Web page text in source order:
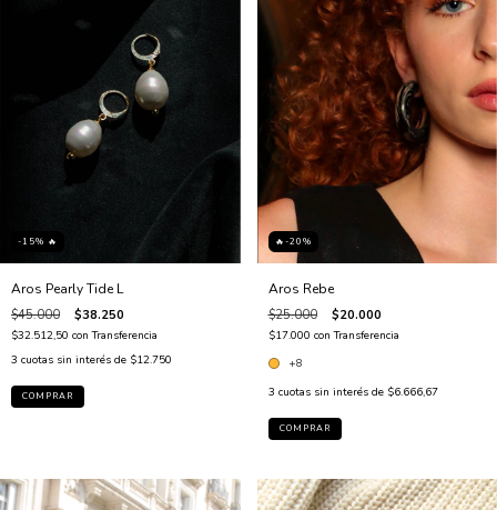
-15% 🔥
Aros Pearly Tide L
$45.000 $38.250
$32.512,50 con Transferencia
3 cuotas sin interés de $12.750
🔥-20%
Aros Rebe
$25.000 $20.000
$17.000 con Transferencia
+8
3 cuotas sin interés de $6.666,67
COMPRAR